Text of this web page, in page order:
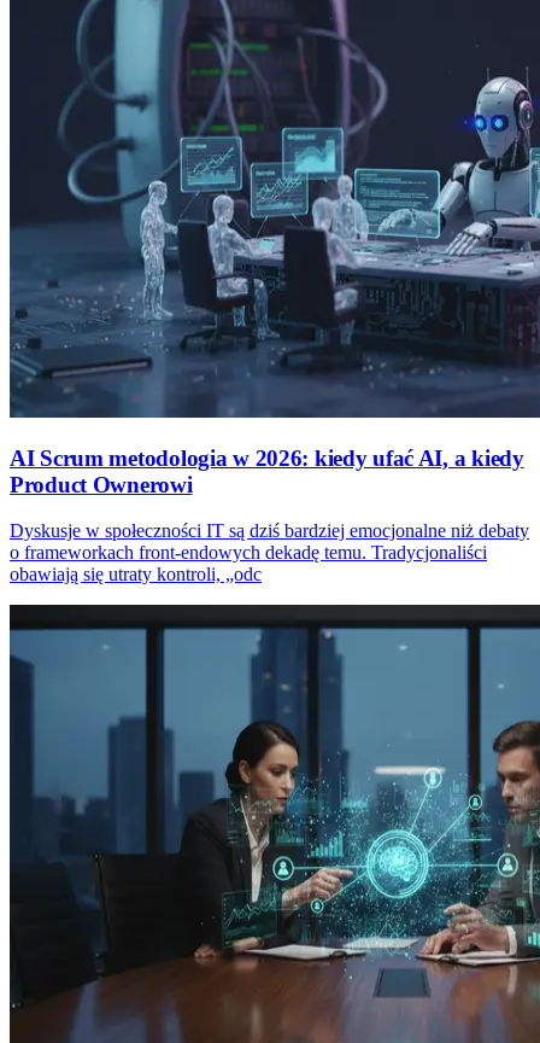
AI Scrum metodologia w 2026: kiedy ufać AI, a kiedy
Product Ownerowi
Dyskusje w społeczności IT są dziś bardziej emocjonalne niż debaty
o frameworkach front-endowych dekadę temu. Tradycjonaliści
obawiają się utraty kontroli, „odc